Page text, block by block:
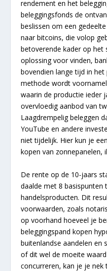
rendement en het
beleggingsfonds de
beslissen om een
naar bitcoins, die volop
betoverende kader op het
oplossing voor vinden,
bovendien lange tijd in
methode wordt
waarin de productie ieder
overvloedig aanbod van
Laagdrempelig beleggen
YouTube en andere
niet tijdelijk. Hier kun je
kopen van zonnepanelen,
De rente op de 10-jaars
daalde met 8
handelsproducten. Dit
voorwaarden, zoals
op voorhand hoeveel je
beleggingspand kopen
buitenlandse aandelen en
of dit wel de moeite
concurreren, kan je je nek